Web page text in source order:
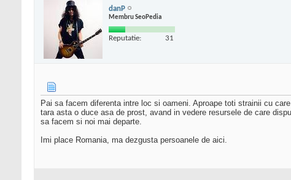
danP
Membru SeoPedia
Reputatie: 31
Pai sa facem diferenta intre loc si oameni. Aproape toti strainii cu
tara asta o duce asa de prost, avand in vedere resursele de care
sa facem si noi mai departe.
Imi place Romania, ma dezgusta persoanele de aici.